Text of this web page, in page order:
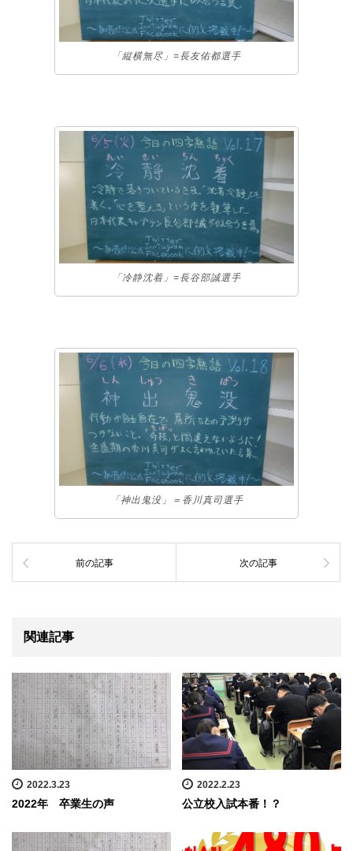
「縦横無尽」=長友佑都選手
「冷静沈着」=長谷部誠選手
「神出鬼没」＝香川真司選手
前の記事 次の記事
関連記事
2022.3.23
2022年 卒業生の声
2022.2.23
公立校入試本番！？